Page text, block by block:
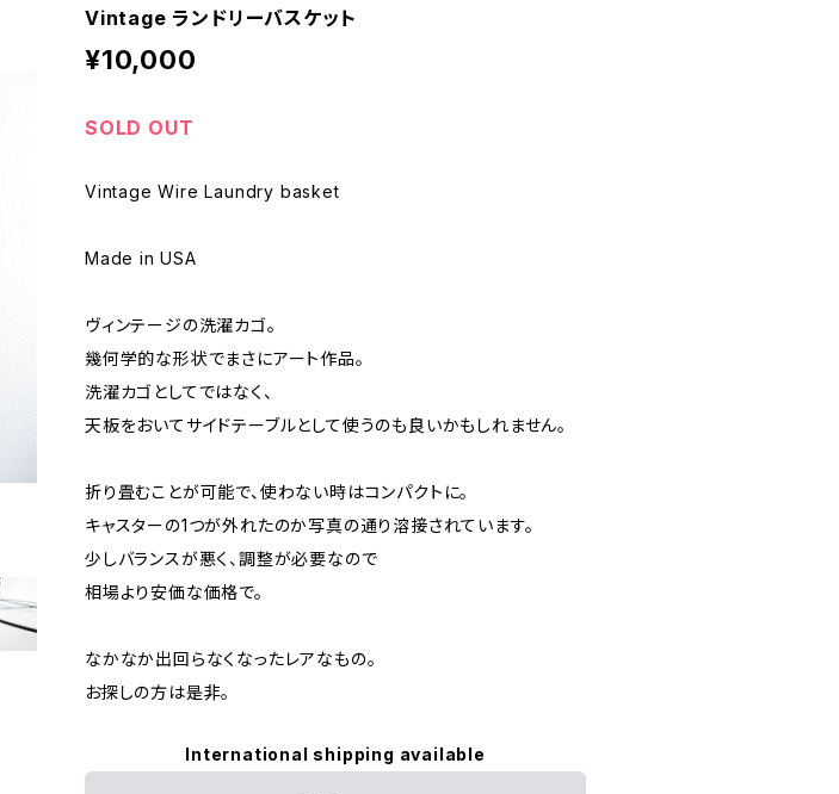
Vintage ランドリーバスケット
¥10,000
SOLD OUT
Vintage Wire Laundry basket
Made in USA
ヴィンテージの洗濯カゴ。
幾何学的な形状でまさにアート作品。
洗濯カゴとしてではなく、
天板をおいてサイドテーブルとして使うのも良いかもしれません。
折り畳むことが可能で、使わない時はコンパクトに。
キャスターの1つが外れたのか写真の通り溶接されています。
少しバランスが悪く、調整が必要なので
相場より安価な価格で。
なかなか出回らなくなったレアなもの。
お探しの方は是非。
International shipping available